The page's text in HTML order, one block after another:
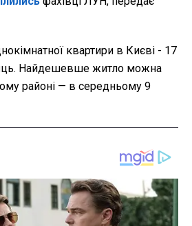
квартири в Києві - 17
Найдешевше житло можна
районі — в середньому 9